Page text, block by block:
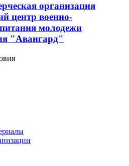
организация
центр военно-
молодежи
"Авангард"